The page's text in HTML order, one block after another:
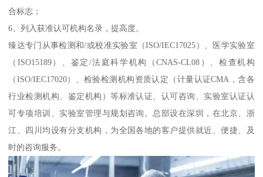
合标志；
6、列入获准认可机构名录，提高度。
臻达专门从事检测和/或校准实验室（ISO/IEC17025）、医学实验室
（ISO15189）、鉴定/法庭科学机构（CNAS-CL08）、检查机构
（ISO/IEC17020）、检验检测机构资质认定（计量认证CMA，含各
行业检测机构、鉴定机构）等标准认证、认可咨询、实验室认证认
可专项培训、实验室管理与规划咨询。总部设在深圳，在北京、浙
江、四川均设有分支机构，为全国各地的客户提供就近、便捷、及
时的咨询服务。